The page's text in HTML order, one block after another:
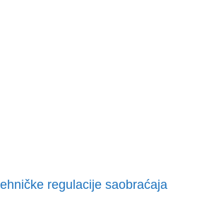
regulacije saobraćaja